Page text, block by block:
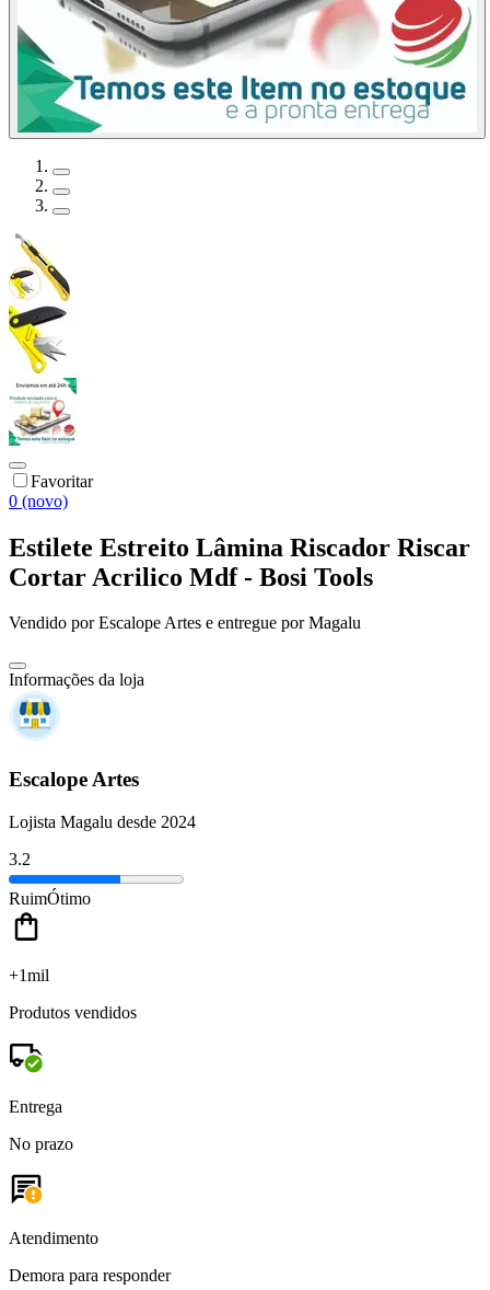
Favoritar
0 (novo)
Estilete Estreito Lâmina Riscador Riscar
Cortar Acrilico Mdf - Bosi Tools
Vendido porEscalope Artes e entregue por Magalu
Informações da loja
Escalope Artes
Lojista Magalu desde 2024
3.2
RuimÓtimo
+1mil
Produtos vendidos
Entrega
No prazo
Atendimento
Demora para responder